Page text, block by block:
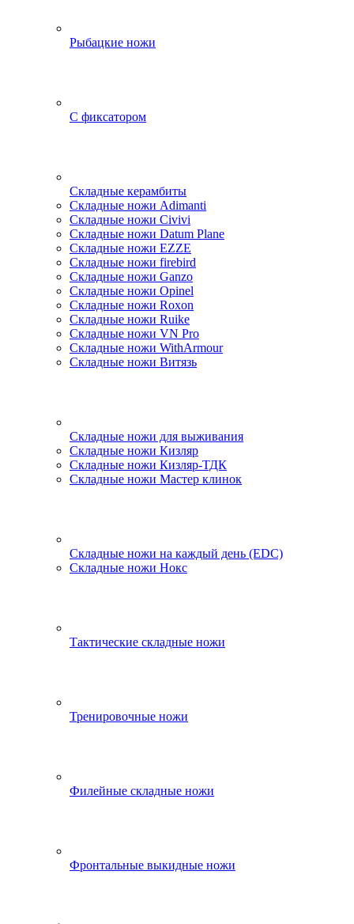
Рыбацкие ножи
С фиксатором
Складные керамбиты
Складные ножи Adimanti
Складные ножи Civivi
Складные ножи Datum Plane
Складные ножи EZZE
Складные ножи firebird
Складные ножи Ganzo
Складные ножи Opinel
Складные ножи Roxon
Складные ножи Ruike
Складные ножи VN Pro
Складные ножи WithArmour
Складные ножи Витязь
Складные ножи для выживания
Складные ножи Кизляр
Складные ножи Кизляр-ТДК
Складные ножи Мастер клинок
Складные ножи на каждый день (EDC)
Складные ножи Нокс
Тактические складные ножи
Тренировочные ножи
Филейные складные ножи
Фронтальные выкидные ножи